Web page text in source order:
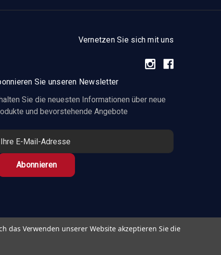
Vernetzen Sie sich mit uns
Sie unseren Newsletter
Sie die neuesten Informationen über neue
und bevorstehende Angebote
das Verwenden unserer Website akzeptieren Sie die